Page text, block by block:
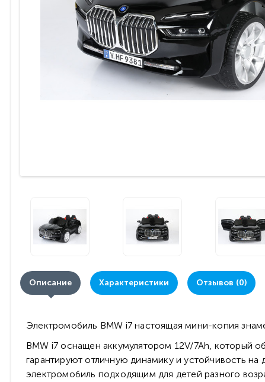
Описание Характеристики Отзывов (0)
Электромобиль BMW i7 настоящая мини-копия
BMW i7 оснащен аккумулятором 12V/7Ah, который
гарантируют отличную динамику и устойчивость
электромобиль подходящим для детей разного